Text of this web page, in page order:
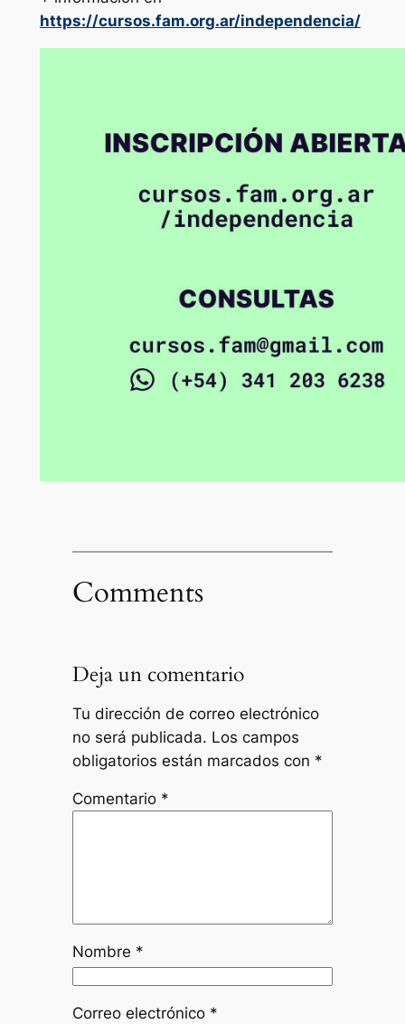
https://cursos.fam.org.ar/independencia/
Comments
Deja un comentario
Tu dirección de correo electrónico
no será publicada. Los campos
obligatorios están marcados con *
Comentario *
Nombre *
Correo electrónico *